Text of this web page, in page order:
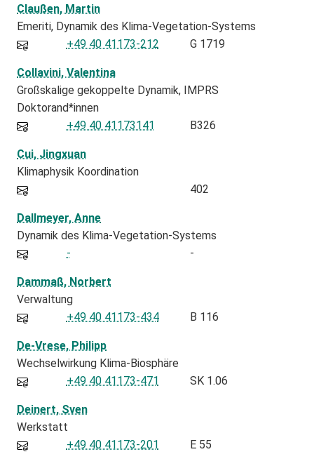
Claußen, Martin
Emeriti Dynamik des Klima-Vegetation-Systems
+49 40 41173-212
G 1719
Collavini, Valentina
Großskalige gekoppelte Dynamik IMPRS
Doktorand*innen
+49 40 41173141
B326
Cui, Jingxuan
Klimaphysik Koordination
402
Dallmeyer, Anne
Dynamik des Klima-Vegetation-Systems
-
-
Dammaß, Norbert
Verwaltung
+49 40 41173-434
B 116
De-Vrese, Philipp
Wechselwirkung Klima-Biosphäre
+49 40 41173-471
SK 1.06
Deinert, Sven
Werkstatt
+49 40 41173-201
E 55